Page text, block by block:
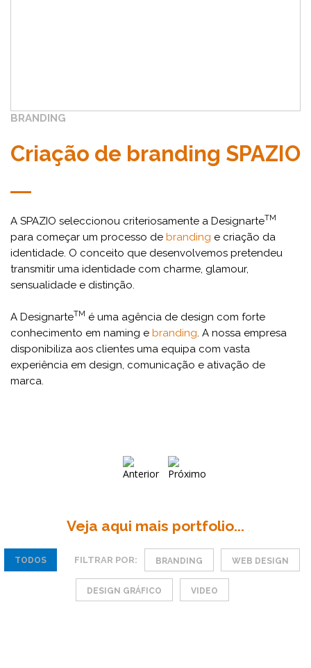
BRANDING
Criação de branding SPAZIO
A SPAZIO seleccionou criteriosamente a DesignarteTM
para começar um processo de branding e criação da
identidade. O conceito que desenvolvemos pretendeu
transmitir uma identidade com charme, glamour,
sensualidade e distinção.
A DesignarteTM é uma agência de design com forte
conhecimento em naming e branding. A nossa empresa
disponibiliza aos clientes uma equipa com vasta
experiência em design, comunicação e ativação de
marca.
Veja aqui mais portfolio...
TODOS FILTRAR POR: BRANDING WEB DESIGN
DESIGN GRÁFICO VIDEO